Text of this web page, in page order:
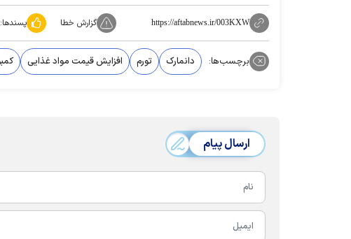
https://aftabnews.ir/003KXW گزارش خطا پسندها:
برچسب‌ها: دانمارک تورم افزایش قیمت مواد غذایی
ارسال پیام